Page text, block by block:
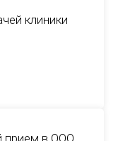
клиники